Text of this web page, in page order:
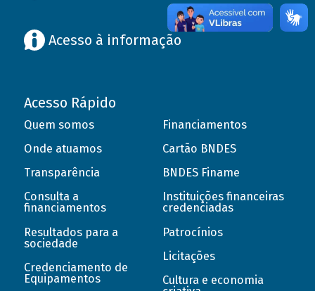
Acesso à informação
Acesso Rápido
Quem somos
Onde atuamos
Transparência
Consulta a
financiamentos
Resultados para a
sociedade
Credenciamento de
Equipamentos
Financiamentos
Cartão BNDES
BNDES Finame
Instituições financeiras
credenciadas
Patrocínios
Licitações
Cultura e economia